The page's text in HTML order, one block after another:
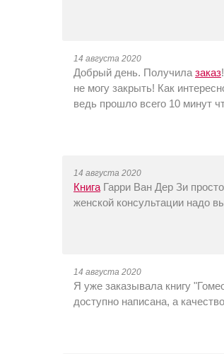
14 августа 2020
Добрый день. Получила заказ
не могу закрыть! Как
ведь прошло всего 10 минут
14 августа 2020
Книга Гарри Ван Дер Зи
женской консультации надо
14 августа 2020
Я уже заказывала книгу
доступно написана, а